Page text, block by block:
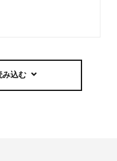
み込む